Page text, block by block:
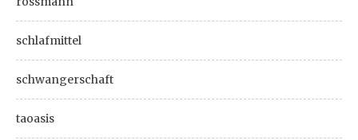
schlafmittel
schwangerschaft
taoasis